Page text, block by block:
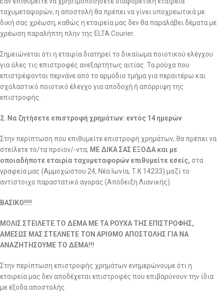
ταχυμεταφορών, η αποστολή θα πρέπει να γίνει υποχρεωτικά με
δική σας χρέωση, καθώς η εταιρεία μας δεν θα παραλάβει δέματα με
χρέωση παραλήπτη πλην της ELTA Courier.
Σημειώνεται ότι η εταιρία διατηρεί το δικαίωμα ποιοτικού ελέγχου
για όλες τις επιστροφές ανεξαρτήτως αιτίας. Τα ρούχα που
επιστρέφονται περνάνε από το αρμόδιο τμήμα για περαιτέρω και
σχολαστικό ποιοτικό έλεγχο για αποδοχή ή απόρριψη της
επιστροφής.
2. Να ζητήσετε επιστροφή χρημάτων: εντός 14 ημερών
Στην περίπτωση που επιθυμείτε επιστροφή χρημάτων, θα πρέπει να
στείλετε το/τα προϊόν/-ντα, ΜΕ ΔΙΚΑ ΣΑΣ ΕΞΟΔΑ και με
οποιαδήποτε εταιρία ταχυμεταφορών επιθυμείτε εσείς, στα
γραφεία μας (Αμμοχώστου 24, Νέα Ιωνία, Τ.Κ 14233) μαζί το
αντίστοιχο παραστατικό αγοράς (Απόδειξη Λιανικής).
ΒΑΣΙΚΟ!!!!
ΜΟΛΙΣ ΣΤΕΙΛΕΤΕ ΤΟ ΔΕΜΑ ΜΕ ΤΑ ΡΟΥΧΑ ΤΗΣ ΕΠΙΣΤΡΟΦΗΣ,
ΑΜΕΣΩΣ ΜΑΣ ΣΤΕΛΝΕΤΕ ΤΟΝ ΑΡΙΘΜΟ ΑΠΟΣΤΟΛΗΣ ΓΙΑ ΝΑ
ΑΝΑΖΗΤΗΣΟΥΜΕ ΤΟ ΔΕΜΑ!!!
Στην περίπτωση επιστροφής χρημάτων ενημερώνουμε ότι η
εταιρεία μας δεν αποδέχεται επιστροφές που επιβαρύνουν την ίδια
με έξοδα αποστολής.